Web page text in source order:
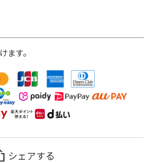
ます。
シェアする